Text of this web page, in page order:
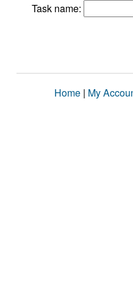
Task name:
Home | My